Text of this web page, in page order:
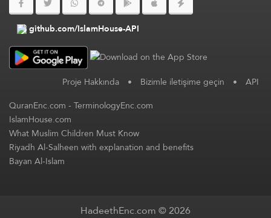
github.com/IslamHouse-API
Proje Hakkında • Bizimle iletişime geçin • API
QuranEnc.com-TerminologyEnc.com
IslamHouse.com
What Muslim Children Must Know
Riyadh Al-Salheen with explanation and benefits
Bayan Al-Islam
HadeethEnc.com © 2026